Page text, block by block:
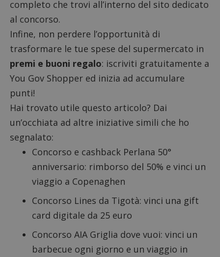
completo che trovi all’interno del sito dedicato
al concorso.
Infine, non perdere l’opportunità di
trasformare le tue spese del supermercato in
premi e buoni regalo: iscriviti gratuitamente a
You Gov Shopper ed inizia ad accumulare
punti!
Hai trovato utile questo articolo? Dai
un’occhiata ad altre iniziative simili che ho
segnalato:
Concorso e cashback Perlana 50°
anniversario: rimborso del 50% e vinci un
viaggio a Copenaghen
Concorso Lines da Tigotà: vinci una gift
card digitale da 25 euro
Concorso AIA Griglia dove vuoi: vinci un
barbecue ogni giorno e un viaggio in